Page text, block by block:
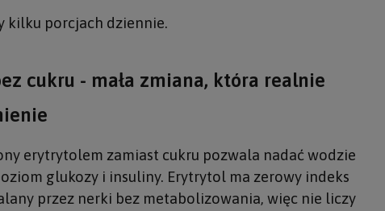
kilku porcjach dziennie.
cukru - mała zmiana, która realnie
erytrytolem zamiast cukru pozwala nadać wodzie
glukozy i insuliny. Erytrytol ma zerowy indeks
przez nerki bez metabolizowania, więc nie liczy